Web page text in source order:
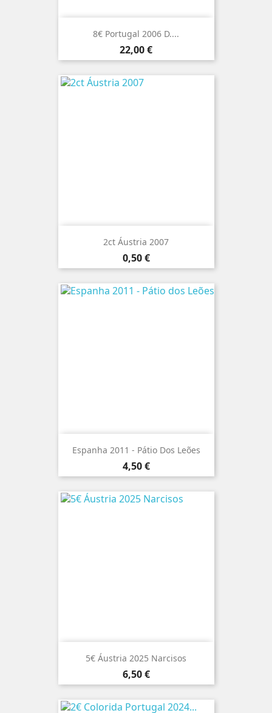
8€ Portugal 2006 D....
Preço
22,00 €
2ct Áustria 2007
Preço
0,50 €
Espanha 2011 - Pátio Dos Leões
Preço
4,50 €
5€ Áustria 2025 Narcisos
Preço
6,50 €